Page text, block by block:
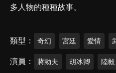
多人物的種種故事。
類型 奇幻 宮廷 愛情
演員 蔣勁夫 胡冰卿 陸毅